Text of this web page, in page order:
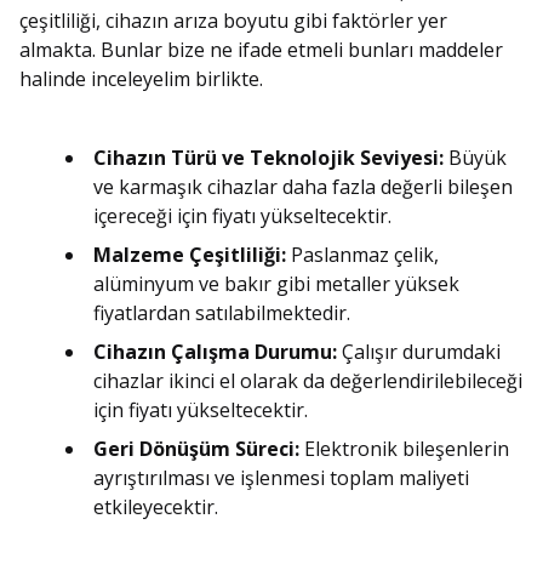
çeşitliliği, cihazın arıza boyutu gibi faktörler yer
almakta. Bunlar bize ne ifade etmeli bunları maddeler
halinde inceleyelim birlikte.
Cihazın Türü ve Teknolojik Seviyesi: Büyük
ve karmaşık cihazlar daha fazla değerli bileşen
içereceği için fiyatı yükseltecektir.
Malzeme Çeşitliliği: Paslanmaz çelik,
alüminyum ve bakır gibi metaller yüksek
fiyatlardan satılabilmektedir.
Cihazın Çalışma Durumu:Çalışır durumdaki
cihazlar ikinci el olarak da değerlendirilebileceği
için fiyatı yükseltecektir.
Geri Dönüşüm Süreci: Elektronik bileşenlerin
ayrıştırılması ve işlenmesi toplam maliyeti
etkileyecektir.